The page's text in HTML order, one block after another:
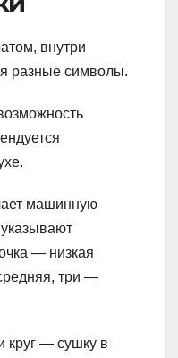
внутри
разные символы.
машинную
указывают
— низкая
три —
круг — сушку в